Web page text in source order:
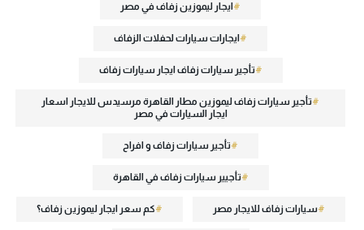
ايجار ليموزين زفاف في مصر
ايجارات سيارات لحفلات الزفاف
تأجير سيارات زفاف ايجار سيارات زفاف
تأجير سيارات زفاف ليموزين مطار القاهرة مرسيدس للايجار اسعار
ايجار السيارات في مصر
تأجير سيارات زفاف و افراح
تأجيير سيارات زفاف في القاهرة
سيارات زفاف للايجار مصر كم سعر ايجار ليموزين زفاف؟